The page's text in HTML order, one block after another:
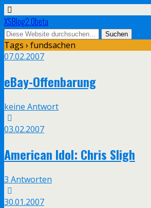
XSBlog2.0beta
Tags › fundsachen
07.02.2007
eBay-Offenbarung
keine Antwort
03.02.2007
American Idol: Chris Sligh
3 Antworten
30.01.2007